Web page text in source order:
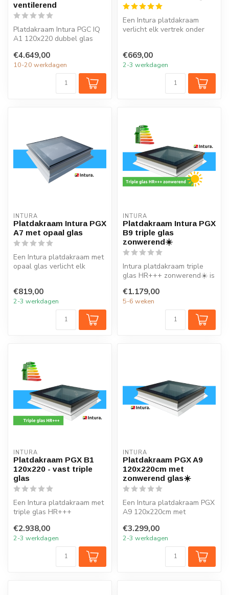
ventilerend
Platdakraam Intura PGC IQ
A1 120x220 dubbel glas
eenvoudig...
€4.649,00
10-20 werkdagen
Een Intura platdakraam
verlicht elk vertrek onder
€669,00
2-3 werkdagen
INTURA
Platdakraam Intura PGX
A7 met opaal glas
Een Intura platdakraam met
opaal glas verlicht elk
€819,00
2-3 werkdagen
INTURA
Platdakraam Intura PGX
B9 triple glas
zonwerend☀️
Intura platdakraam triple
glas HR+++ zonwerend☀️ is
€1.179,00
5-6 weken
INTURA
Platdakraam PGX B1
120x220 - vast triple
glas
Een Intura platdakraam met
triple glas HR+++
vertrek onde...
€2.938,00
2-3 werkdagen
INTURA
Platdakraam PGX A9
120x220cm met
zonwerend glas☀️
Een Intura platdakraam PGX
A9 120x220cm met
vertrek ...
€3.299,00
2-3 werkdagen